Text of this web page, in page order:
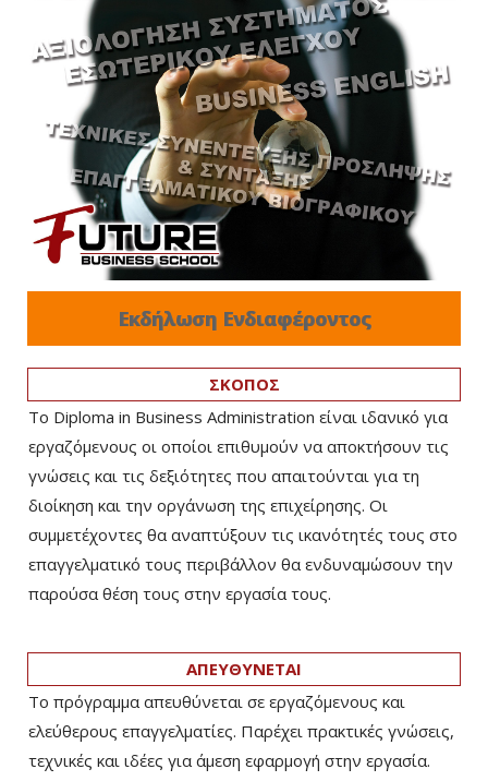
Εκδήλωση Ενδιαφέροντος
ΣΚΟΠΟΣ
Το Diploma in Business Administration είναι ιδανικό για
εργαζόμενους οι οποίοι επιθυμούν να αποκτήσουν τις
γνώσεις και τις δεξιότητες που απαιτούνται για τη
διοίκηση και την οργάνωση της επιχείρησης. Οι
συμμετέχοντες θα αναπτύξουν τις ικανότητές τους στο
επαγγελματικό τους περιβάλλον θα ενδυναμώσουν την
παρούσα θέση τους στην εργασία τους.
ΑΠΕΥΘΥΝΕΤΑΙ
Το πρόγραμμα απευθύνεται σε εργαζόμενους και
ελεύθερους επαγγελματίες. Παρέχει πρακτικές γνώσεις,
τεχνικές και ιδέες για άμεση εφαρμογή στην εργασία.